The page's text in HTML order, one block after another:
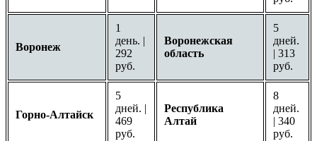
Воронеж
1
день. |
292
руб.
Воронежская
область
5
дней.
| 313
руб.
Горно-Алтайск
5
дней. |
469
руб.
Республика
Алтай
8
дней.
| 340
руб.